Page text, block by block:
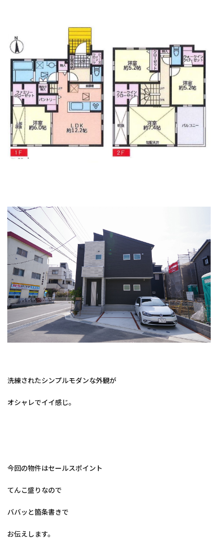
洗練されたシンプルモダンな外観が
オシャレでイイ感じ。
今回の物件はセールスポイント
てんこ盛りなので
ババッと箇条書きで
お伝えします。